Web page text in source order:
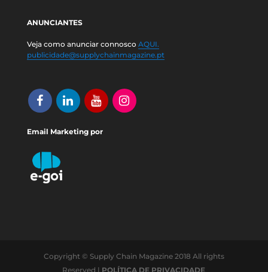
ANUNCIANTES
Veja como anunciar connosco AQUI.
publicidade@supplychainmagazine.pt
Email Marketing por
Copyright © Supply Chain Magazine 2018 All rights
Reserved | POLÍTICA DE PRIVACIDADE